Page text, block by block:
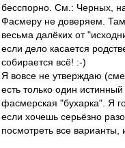
бесспорно. См.: Черных,
Фасмеру не доверяем.
весьма далёких от
если дело касается
собирается всё! :-)
Я вовсе не утверждаю
есть только один истинный
фасмерская "бухарка". Я
если хочешь серьёзно
посмотреть все варианты,